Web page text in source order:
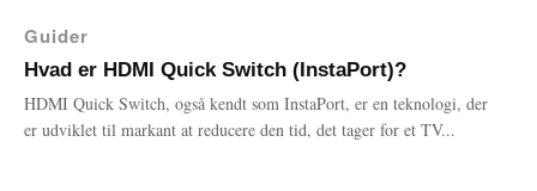
Guider
Hvad er HDMI Quick Switch (InstaPort)?
HDMI Quick Switch, også kendt som InstaPort, er en teknologi, der
er udviklet til markant at reducere den tid, det tager for et TV...